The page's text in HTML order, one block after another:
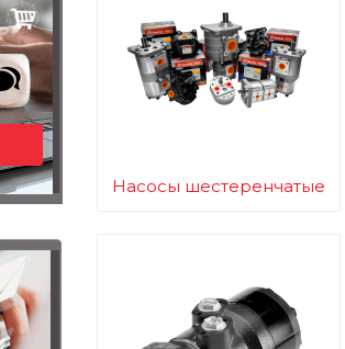
Насосы шестеренчатые